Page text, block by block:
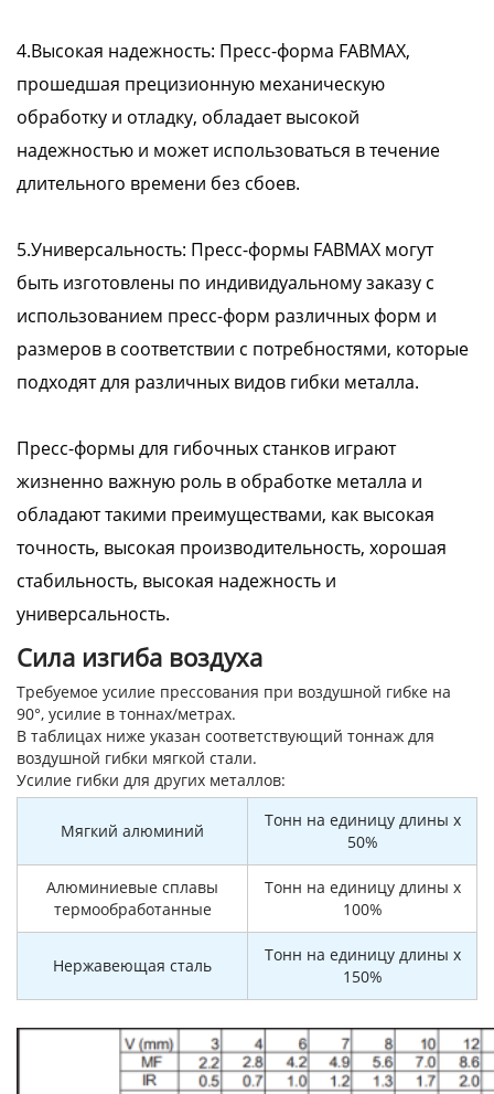
4.Высокая надежность: Пресс-форма FABMAX,
прошедшая прецизионную механическую
обработку и отладку, обладает высокой
надежностью и может использоваться в течение
длительного времени без сбоев.
5.Универсальность: Пресс-формы FABMAX могут
быть изготовлены по индивидуальному заказу с
использованием пресс-форм различных форм и
размеров в соответствии с потребностями, которые
подходят для различных видов гибки металла.
Пресс-формы для гибочных станков играют
жизненно важную роль в обработке металла и
обладают такими преимуществами, как высокая
точность, высокая производительность, хорошая
стабильность, высокая надежность и
универсальность.
Сила изгиба воздуха
Требуемое усилие прессования при воздушной гибке на
90°, усилие в тоннах/метрах.
В таблицах ниже указан соответствующий тоннаж для
воздушной гибки мягкой стали.
Усилие гибки для других металлов:
Мягкий алюминий
Тонн на единицу длины x
50%
Алюминиевые сплавы
термообработанные
Тонн на единицу длины x
100%
Нержавеющая сталь
Тонн на единицу длины x
150%